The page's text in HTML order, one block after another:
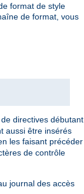
format de style
de format, vous
directives débutant
aussi être insérés
les faisant précéder
de contrôle
journal des accès